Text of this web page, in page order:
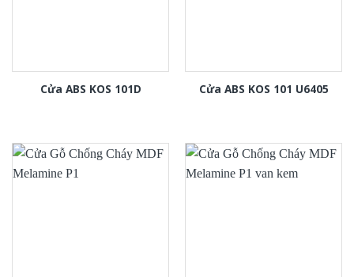
Cửa ABS KOS 101D Cửa ABS KOS 101 U6405